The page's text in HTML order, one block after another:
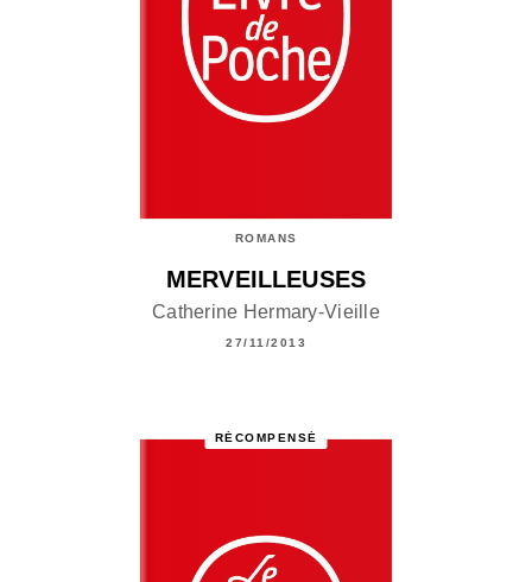
ROMANS
MERVEILLEUSES
Catherine Hermary-Vieille
27/11/2013
RÉCOMPENSÉ